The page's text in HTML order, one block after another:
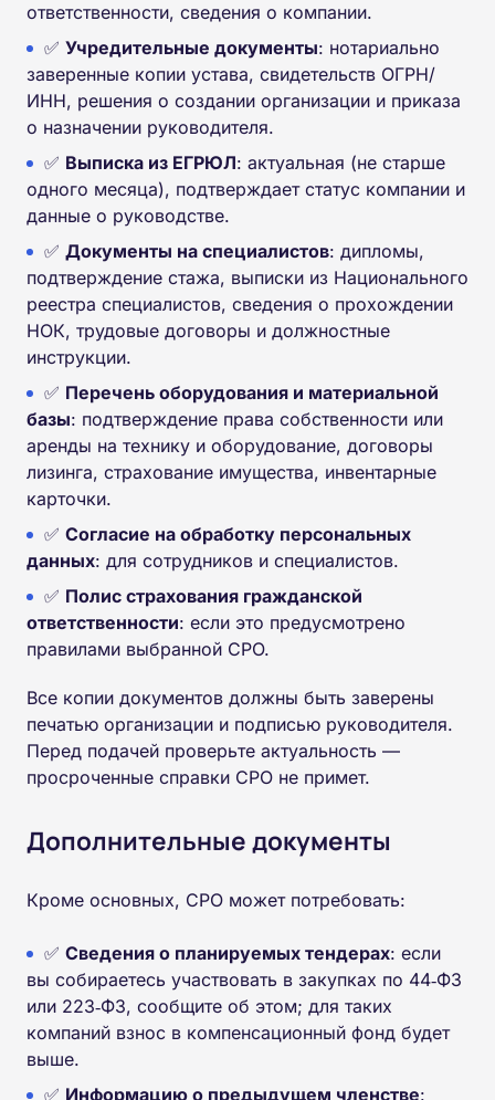
ответственности, сведения о компании.
✅ Учредительные документы: нотариально
заверенные копии устава, свидетельств ОГРН/
ИНН, решения о создании организации и приказа
о назначении руководителя.
✅ Выписка из ЕГРЮЛ: актуальная (не старше
одного месяца), подтверждает статус компании и
данные о руководстве.
✅ Документы на специалистов: дипломы,
подтверждение стажа, выписки из Национального
реестра специалистов, сведения о прохождении
НОК, трудовые договоры и должностные
инструкции.
✅ Перечень оборудования и материальной
базы: подтверждение права собственности или
аренды на технику и оборудование, договоры
лизинга, страхование имущества, инвентарные
карточки.
✅ Согласие на обработку персональных
данных: для сотрудников и специалистов.
✅ Полис страхования гражданской
ответственности: если это предусмотрено
правилами выбранной СРО.
Все копии документов должны быть заверены
печатью организации и подписью руководителя.
Перед подачей проверьте актуальность —
просроченные справки СРО не примет.
Дополнительные документы
Кроме основных, СРО может потребовать:
✅ Сведения о планируемых тендерах: если
вы собираетесь участвовать в закупках по 44‑ФЗ
или 223‑ФЗ, сообщите об этом; для таких
компаний взнос в компенсационный фонд будет
выше.
✅ Информацию о предыдущем членстве: